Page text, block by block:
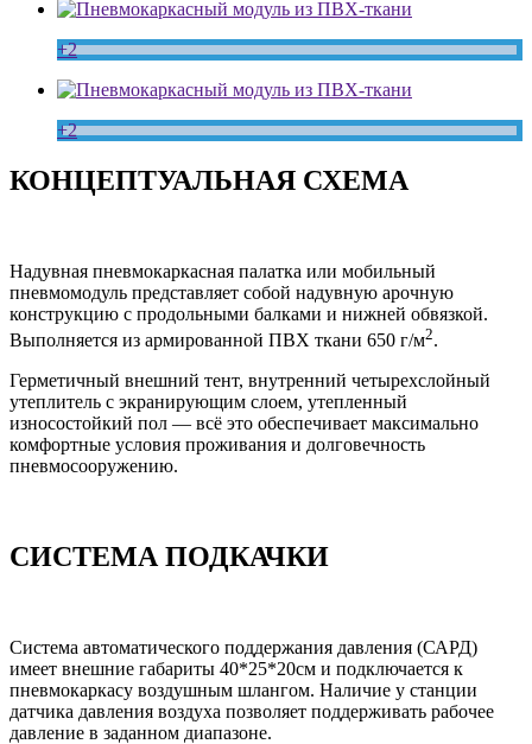
+2
+2
КОНЦЕПТУАЛЬНАЯ СХЕМА
Надувная пневмокаркасная палатка или мобильный
пневмомодуль представляет собой надувную арочную
конструкцию с продольными балками и нижней обвязкой.
Выполняется из армированной ПВХ ткани 650 г/м2.
Герметичный внешний тент, внутренний четырехслойный
утеплитель с экранирующим слоем, утепленный
износостойкий пол — всё это обеспечивает максимально
комфортные условия проживания и долговечность
пневмосооружению.
СИСТЕМА ПОДКАЧКИ
Система автоматического поддержания давления (САРД)
имеет внешние габариты 40*25*20см и подключается к
пневмокаркасу воздушным шлангом. Наличие у станции
датчика давления воздуха позволяет поддерживать рабочее
давление в заданном диапазоне.